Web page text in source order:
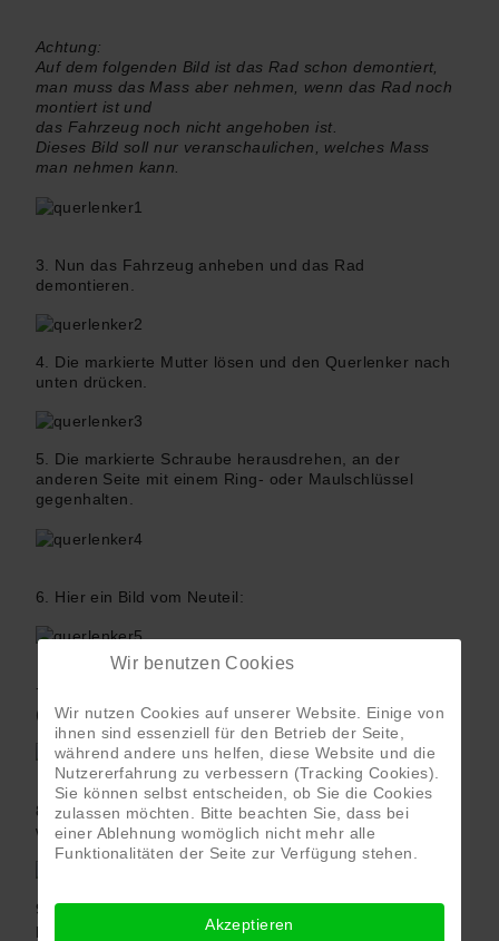
Achtung:
Auf dem folgenden Bild ist das Rad schon demontiert,
man muss das Mass aber nehmen, wenn das Rad noch
montiert ist und
das Fahrzeug noch nicht angehoben ist.
Dieses Bild soll nur veranschaulichen, welches Mass
man nehmen kann.
3. Nun das Fahrzeug anheben und das Rad
demontieren.
4. Die markierte Mutter lösen und den Querlenker nach
unten drücken.
5. Die markierte Schraube herausdrehen, an der
anderen Seite mit einem Ring- oder Maulschlüssel
gegenhalten.
6. Hier ein Bild vom Neuteil:
7. Den neuen Querlenker mit der neuen Mutter
(radnabenseitig) wieder festziehen.
8. Getriebeseitig die neue Schraube mit neuer Mutter
wieder einsetzen und handfest anziehen.
9. Nun einen Wagenheber unter der Radnabe
positionieren und hochpumpen, bis das Einstellmass,
Wir benutzen Cookies
Wir nutzen Cookies auf unserer Website. Einige von
ihnen sind essenziell für den Betrieb der Seite,
während andere uns helfen, diese Website und die
Nutzererfahrung zu verbessern (Tracking Cookies).
Sie können selbst entscheiden, ob Sie die Cookies
zulassen möchten. Bitte beachten Sie, dass bei
einer Ablehnung womöglich nicht mehr alle
Funktionalitäten der Seite zur Verfügung stehen.
Akzeptieren